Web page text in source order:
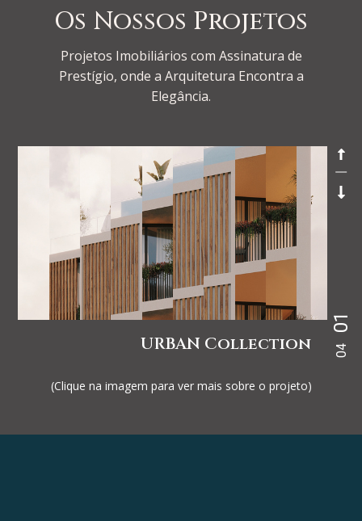
Os Nossos Projetos
Projetos Imobiliários com Assinatura de
Prestígio, onde a Arquitetura Encontra a
Elegância.
URBAN Collection 04
01
(Clique na imagem para ver mais sobre o projeto)